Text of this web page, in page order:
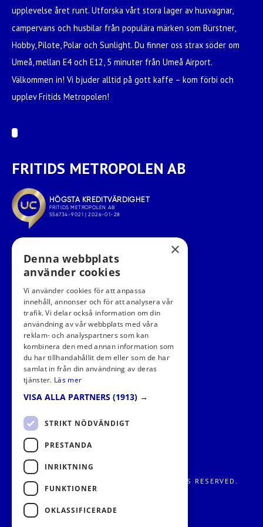
upplevelse året runt. Utforska vårt stora lager av husvagnar,
campervans och husbilar från populära märken som Bürstner,
Hobby, Pilote, Polar och Sunlight. Du finner oss strax söder om
Umeå, mellan E4 och E12, 5 minuter från Umeå Airport.
Välkommen in! Vi bjuder alltid på gott kaffe – kom förbi och
upplev Fritids Metropolen!
FRITIDS METROPOLEN AB
FÖLJ OSS I SOCIALA MEDIER
FRITIDS METROPOLEN AB 2026. ALL RIGHTS RESERVED.
×
Denna webbplats
använder cookies
Vi använder cookies för att anpassa
innehåll, annonser och för att analysera vår
trafik. Vi delar också information om din
användning av vår webbplats med våra
reklam- och analyspartners som kan
kombinera den med annan information som
du har tillhandahållit dem eller som de har
samlat in från din användning av deras
tjänster. Läs mer
VISA ALLA PARTNERS (1913) →
STRIKT NÖDVÄNDIGT
PRESTANDA
INRIKTNING
FUNKTIONER
OKLASSIFICERADE